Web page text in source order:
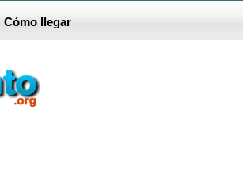
Cómo llegar